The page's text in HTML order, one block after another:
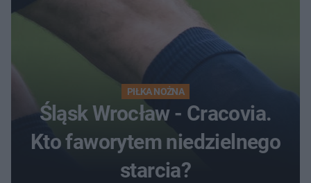
PIŁKA NOŻNA
Śląsk Wrocław - Cracovia.
Kto faworytem niedzielnego
starcia?